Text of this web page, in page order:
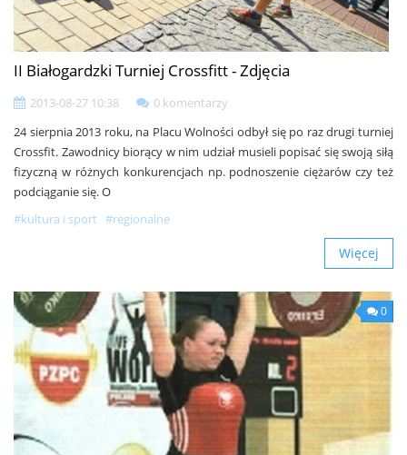
II Białogardzki Turniej Crossfitt - Zdjęcia
2013-08-27 10:38
0 komentarzy
24 sierpnia 2013 roku, na Placu Wolności odbył się po raz drugi turniej
Crossfit. Zawodnicy biorący w nim udział musieli popisać się swoją siłą
fizyczną w różnych konkurencjach np. podnoszenie ciężarów czy też
podciąganie się. O
#kultura i sport #regionalne
Więcej
0